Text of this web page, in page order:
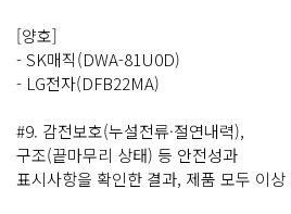
[양호]
- SK매직(DWA-81U0D)
- LG전자(DFB22MA)
#9. 감전보호(누설전류·절연내력),
구조(끝마무리 상태) 등 안전성과
표시사항을 확인한 결과, 제품 모두 이상